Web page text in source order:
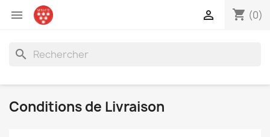
 shopping_cart (0)

search
Conditions de Livraison